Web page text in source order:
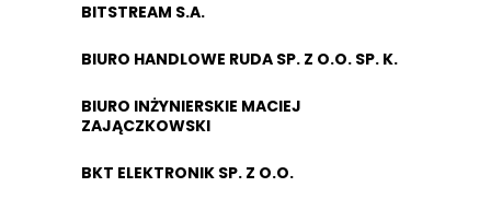
BITSTREAM S.A.
BIURO HANDLOWE RUDA SP. Z O.O. SP. K.
BIURO INŻYNIERSKIE MACIEJ
ZAJĄCZKOWSKI
BKT ELEKTRONIK SP. Z O.O.